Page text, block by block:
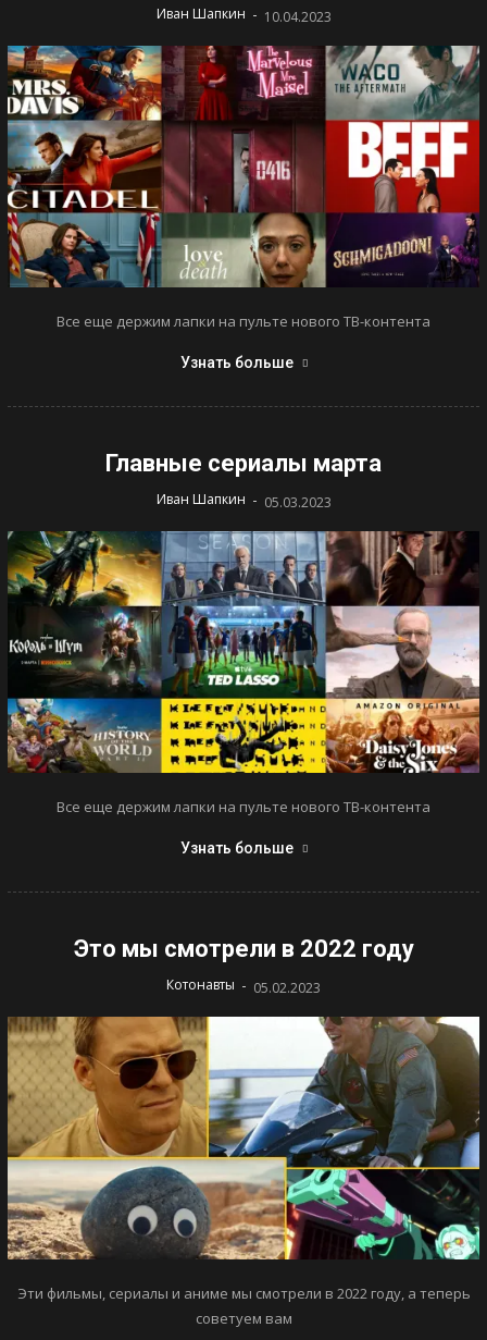
Иван Шапкин - 10.04.2023
Все еще держим лапки на пульте нового ТВ-контента
Узнать больше
Главные сериалы марта
Иван Шапкин - 05.03.2023
Все еще держим лапки на пульте нового ТВ-контента
Узнать больше
Это мы смотрели в 2022 году
Котонавты - 05.02.2023
Эти фильмы, сериалы и аниме мы смотрели в 2022 году, а теперь
советуем вам